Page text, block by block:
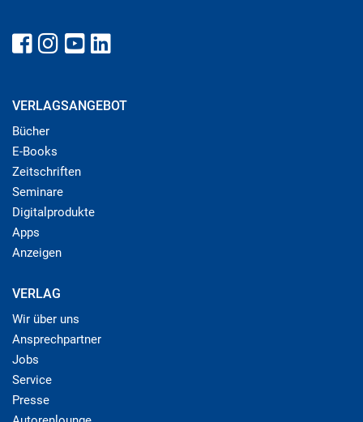
VERLAGSANGEBOT
Bücher
E-Books
Zeitschriften
Seminare
Digitalprodukte
Apps
Anzeigen
VERLAG
Wir über uns
Ansprechpartner
Jobs
Service
Presse